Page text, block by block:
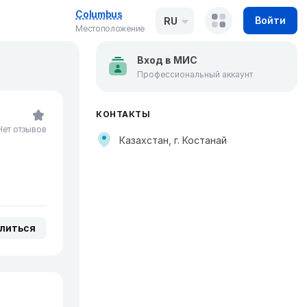
Columbus
Местоположение
RU Войти
отзывов
Вход в МИС
Профессиональный аккаунт
КОНТАКТЫ
Казахстан, г. Костанай